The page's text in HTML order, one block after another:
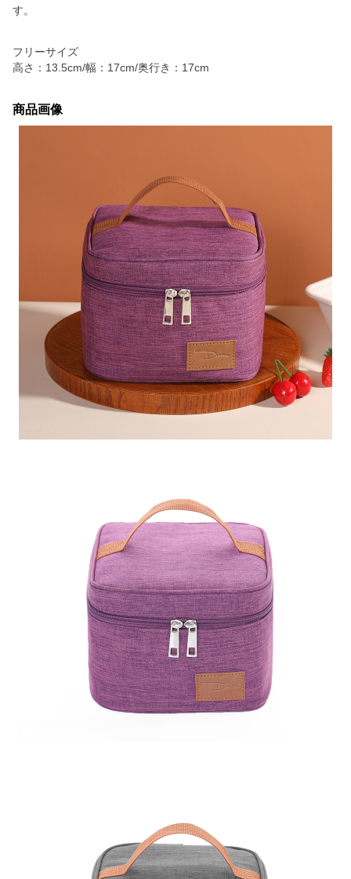
す。
フリーサイズ
高さ：13.5cm/幅：17cm/奥行き：17cm
商品画像